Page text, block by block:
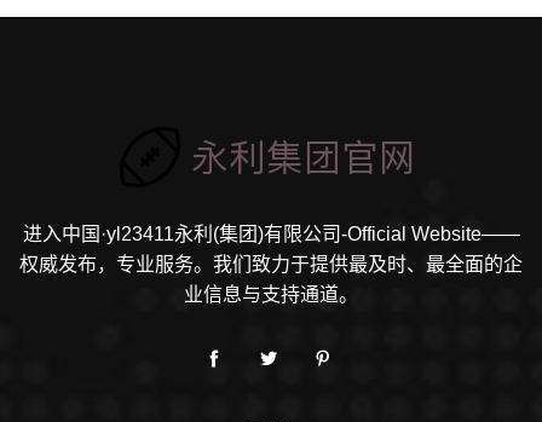
进入中国·yl23411永利(集团)有限公司-Official Website——
权威发布，专业服务。我们致力于提供最及时、最全面的企
业信息与支持通道。